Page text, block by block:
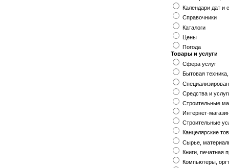
Календари дат и
Справочники
Каталоги
Цены
Погода
Товары и услуги
Cфера услуг
Бытовая
Средства и
Строительные
Интернет-
Строительные
Канцелярские
Сырье,
Книги, печатная
Компьютеры,